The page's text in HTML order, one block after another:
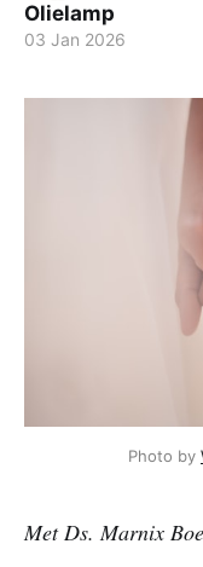
Olielamp
03 Jan 2026
Photo by
Met Ds. Marnix